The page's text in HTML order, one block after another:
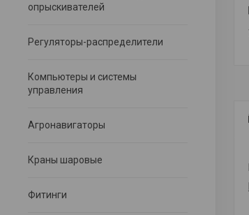
опрыскивателей
Регуляторы-распределители
Компьютеры и системы
управления
Агронавигаторы
Краны шаровые
Фитинги